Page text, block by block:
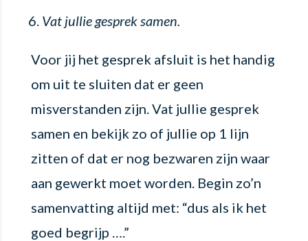
Vat jullie gesprek samen.
Voor jij het gesprek afsluit is het handig
om uit te sluiten dat er geen
misverstanden zijn. Vat jullie gesprek
samen en bekijk zo of jullie op 1 lijn
zitten of dat er nog bezwaren zijn waar
aan gewerkt moet worden. Begin zo’n
samenvatting altijd met: “dus als ik het
goed begrijp ….”